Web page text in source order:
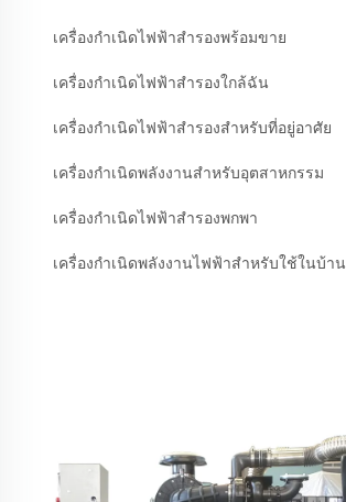
เครื่องกำเนิดไฟฟ้าสำรองพร้อมขาย
เครื่องกำเนิดไฟฟ้าสำรองใกล้ฉัน
เครื่องกำเนิดไฟฟ้าสำรองสำหรับที่อยู่อาศัย
เครื่องกำเนิดพลังงานสำหรับอุตสาหกรรม
เครื่องกำเนิดไฟฟ้าสำรองพกพา
เครื่องกำเนิดพลังงานไฟฟ้าสำหรับใช้ในบ้าน